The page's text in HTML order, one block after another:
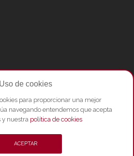
Youtube
Uso de cookies
para proporcionar una mejor
navegando entendemos que acepta
y nuestra política de cookies
ACEPTAR